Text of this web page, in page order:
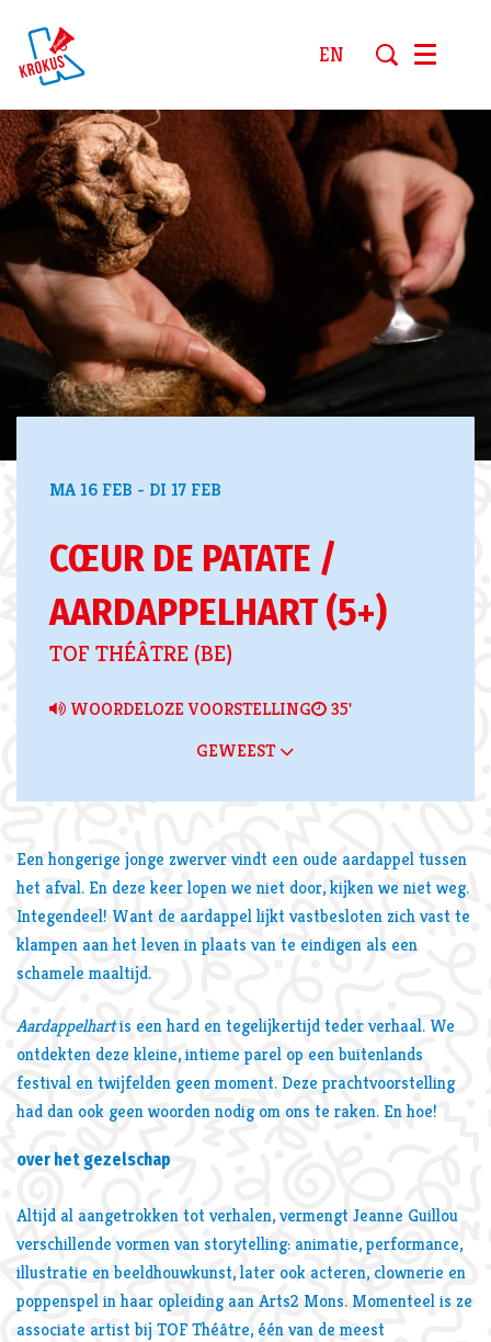
EN Menu
CŒUR DE PATATE /
AARDAPPELHART (5+)
TOF THÉÂTRE (BE)
MA 16 FEB - DI 17 FEB
WOORDELOZE VOORSTELLING
35'
GEWEEST
Een hongerige jonge zwerver vindt een oude aardappel tussen
het afval. En deze keer lopen we niet door, kijken we niet weg.
Integendeel! Want de aardappel lijkt vastbesloten zich vast te
klampen aan het leven in plaats van te eindigen als een
schamele maaltijd.
Aardappelhartis een hard en tegelijkertijd teder verhaal. We
ontdekten deze kleine, intieme parel op een buitenlands
festival en twijfelden geen moment. Deze prachtvoorstelling
had dan ook geen woorden nodig om ons te raken. En hoe!
over het gezelschap
Altijd al aangetrokken tot verhalen, vermengt Jeanne Guillou
verschillende vormen van storytelling: animatie, performance,
illustratie en beeldhouwkunst, later ook acteren, clownerie en
poppenspel in haar opleiding aan Arts2 Mons. Momenteel is ze
associate artist bij TOF Théâtre, één van de meest